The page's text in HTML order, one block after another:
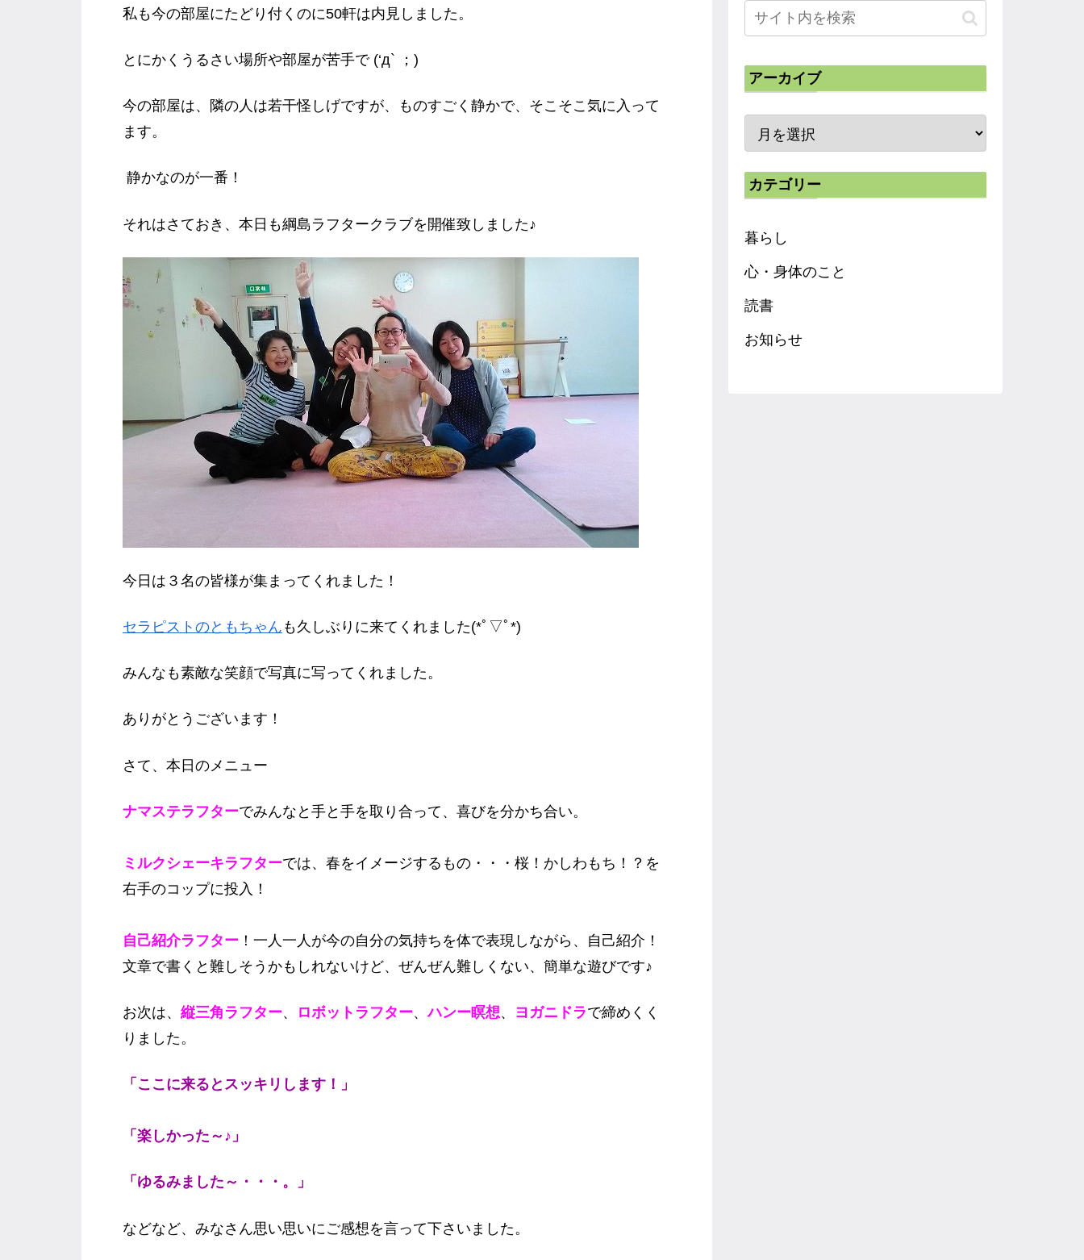
私も今の部屋にたどり付くのに50軒は内見しました。
とにかくうるさい場所や部屋が苦手で (‘д` ；)
今の部屋は、隣の人は若干怪しげですが、ものすごく静かで、そこそこ気に入って
ます。
静かなのが一番！
それはさておき、本日も綱島ラフタークラブを開催致しました♪
今日は３名の皆様が集まってくれました！
セラピストのともちゃん も久しぶりに来てくれました(*ﾟ▽ﾟ*)
みんなも素敵な笑顔で写真に写ってくれました。
ありがとうございます！
さて、本日のメニュー
ナマステラフターでみんなと手と手を取り合って、喜びを分かち合い。
ミルクシェーキラフターでは、春をイメージするもの・・・桜！かしわもち！？を
右手のコップに投入！
自己紹介ラフター ！一人一人が今の自分の気持ちを体で表現しながら、自己紹介！
文章で書くと難しそうかもしれないけど、ぜんぜん難しくない、簡単な遊びです♪
お次は、 縦三角ラフター、 ロボットラフター、ハンー瞑想、 ヨガニドラで締めくく
りました。
「ここに来るとスッキリします！」
「楽しかった～♪」
「ゆるみました～・・・。」
などなど、みなさん思い思いにご感想を言って下さいました。
アーカイブ
カテゴリー
暮らし
心・身体のこと
読書
お知らせ